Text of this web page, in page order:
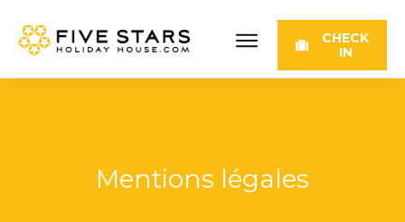
CHECK
IN
Mentions légales